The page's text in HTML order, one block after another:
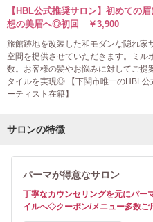
【HBL公式推奨サロン】初めての
想の美眉へ◎初回 ￥3,900
旅館跡地を改装した和モダンな隠れ家
空間を提供させていただきます。ミル
数。お客様の髪やお悩みに対してご
タイルを実現◎ 【下関市唯一のHBL
ーティスト在籍】
サロンの特徴
パーマが得意なサロン
丁寧なカウンセリングを元にパー
イルへ◇クーポン/メニュー多数ご